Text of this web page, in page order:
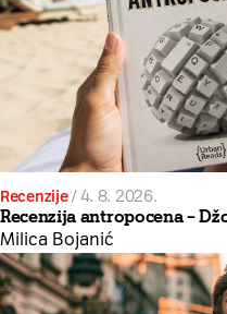
Recenzije/4. 8. 2026.
Recenzija antropocena –
Milica Bojanić